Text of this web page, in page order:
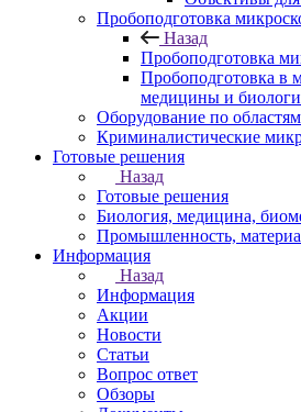
Пробоподготовка
Назад
Пробоподготовка
Пробоподготовка в
медицины и
Оборудование по
Криминалистические
Готовые решения
Назад
Готовые решения
Биология, медицина,
Промышленность,
Информация
Назад
Информация
Акции
Новости
Статьи
Вопрос ответ
Обзоры